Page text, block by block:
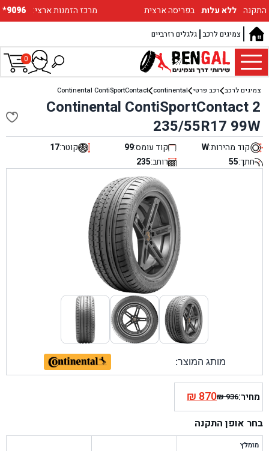
*9096 :מרכז הזמנות ארצי התקנה ללא עלות בפריסה ארצית
גלגלים רזרביים צמיגים לרכב
0
צמיגים לרכב רכב פרטי continental
Continental ContiSportContact
Continental ContiSportContact 2
235/55R17 99W
קוד מהירות:W קוד עומס:99 קוטר:17
חתך:55 רוחב:235
מותג המוצר:
מחיר: ₪936
המחיר
המקורי
היה:
₪870המחיר
הנוכחי
הוא:
בחר אופן התקנה
מומלץ